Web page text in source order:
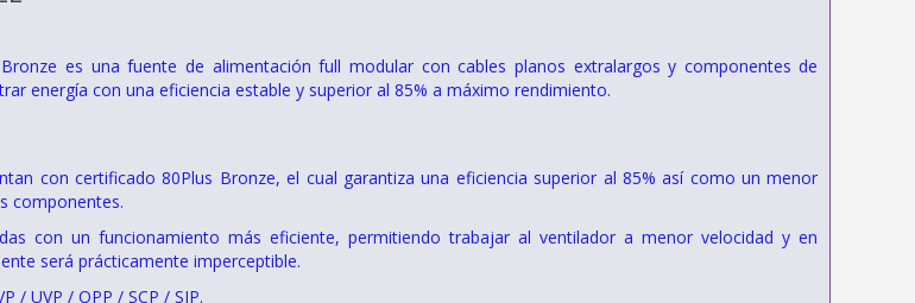
es una fuente de alimentación full modular con cables planos extralargos y componentes de
energía con una eficiencia estable y superior al 85% a máximo rendimiento.
con certificado 80Plus Bronze, el cual garantiza una eficiencia superior al 85% así como un menor
componentes.
con un funcionamiento más eficiente, permitiendo trabajar al ventilador a menor velocidad y en
será prácticamente imperceptible.
/ UVP / OPP / SCP / SIP.